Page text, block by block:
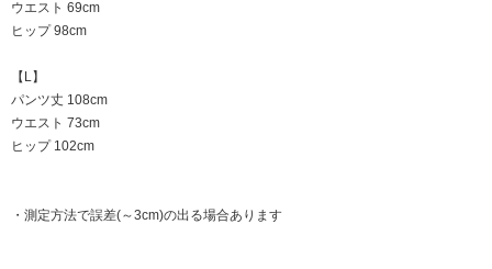
ウエスト 69cm
ヒップ 98cm
【L】
パンツ丈 108cm
ウエスト 73cm
ヒップ 102cm
・測定方法で誤差(～3cm)の出る場合あります